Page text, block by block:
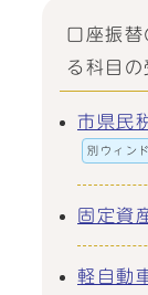
口座振
る科目
市県民
別ウィン
固定資
軽自動